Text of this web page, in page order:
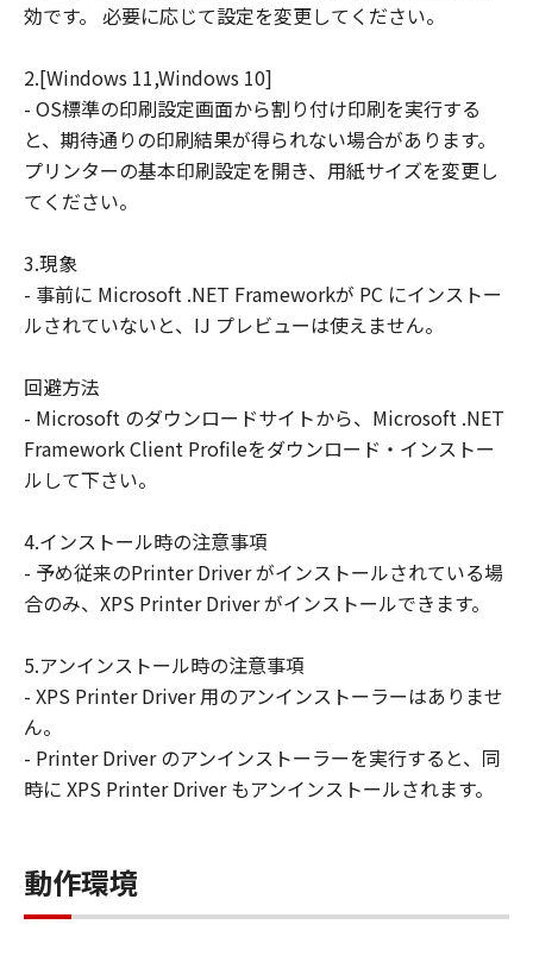
ユーザーは、日本国政府または該当国の政
ソフトウェアの全部または一部を、直接ま
たは間接に輸出してはなりません。
効です。 必要に応じて設定を変更してください。
2.[Windows 11,Windows 10]
- OS標準の印刷設定画面から割り付け印刷を実行する
と、期待通りの印刷結果が得られない場合があります。
プリンターの基本印刷設定を開き、用紙サイズを変更し
てください。
3.現象
- 事前に Microsoft .NET Frameworkが PC にインストー
ルされていないと、IJ プレビューは使えません。
回避方法
- Microsoft のダウンロードサイトから、Microsoft .NET
Framework Client Profileをダウンロード・インストー
ルして下さい。
4.インストール時の注意事項
- 予め従来のPrinter Driver がインストールされている場
合のみ、XPS Printer Driver がインストールできます。
5.アンインストール時の注意事項
- XPS Printer Driver 用のアンインストーラーはありませ
ん。
- Printer Driver のアンインストーラーを実行すると、同
時に XPS Printer Driver もアンインストールされます。
動作環境